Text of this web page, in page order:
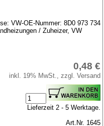
VW-OE-Nummer: 8D0 973 734
/ Zuheizer, VW
0,48 €
inkl. 19% MwSt., zzgl. Versand
Lieferzeit 2 - 5 Werktage.
Art.Nr. 1645